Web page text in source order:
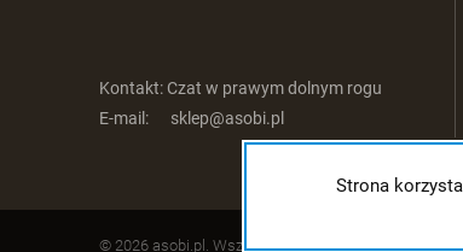
Strona
Kontakt:Czat w prawym dolnym rogu
E-mail:
sklep@asobi.pl
© 2026 asobi.pl. Wszelkie prawa zastrzeżone.